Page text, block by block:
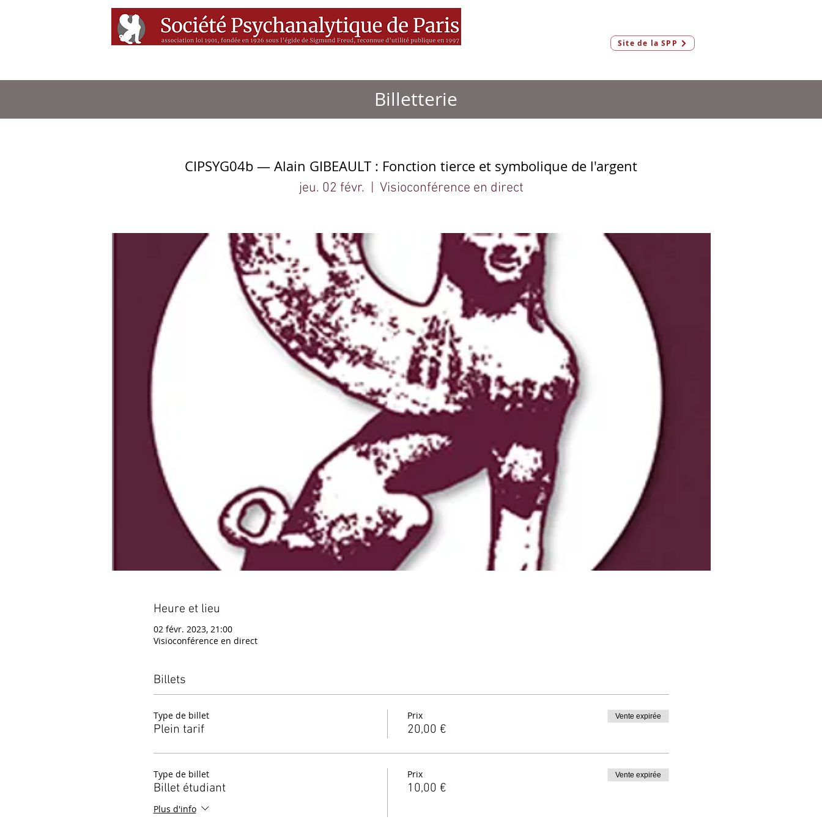
Site de la SPP
Billetterie
CIPSYG04b — Alain GIBEAULT : Fonction tierce et symbolique de l'argent
jeu. 02 févr.
  |
Visioconférence en direct
Heure et lieu
02 févr. 2023, 21:00
Visioconférence en direct
Billets
Type de billet
Plein tarif
Prix
20,00 €
Vente expirée
Type de billet
Billet étudiant
Plus d'info
Prix
10,00 €
Vente expirée